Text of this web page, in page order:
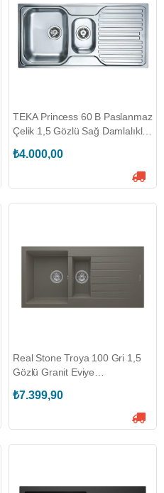
TEKA Princess 60 B Paslanmaz
Çelik 1,5 Gözlü Sağ Damlalıklı
₺4.000,00
Real Stone Troya 100 Gri 1,5
Gözlü Granit Eviye
₺7.399,90